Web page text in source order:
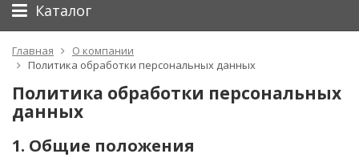
Каталог
Главная
О компании
Политика обработки персональных данных
Политика обработки персональных
данных
1. Общие положения